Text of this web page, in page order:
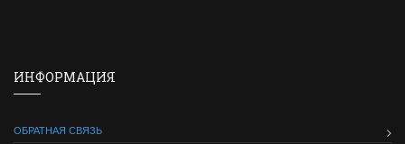
ИНФОРМАЦИЯ
ОБРАТНАЯ СВЯЗЬ